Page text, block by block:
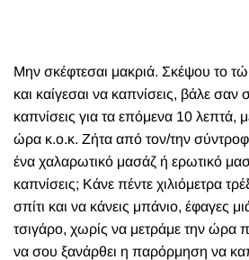
Μην σκέφτεσαι μακριά. Σκέψου το
και καίγεσαι να καπνίσεις, βάλε σαν
καπνίσεις για τα επόμενα 10 λεπτά,
ώρα κ.ο.κ. Ζήτα από τον/την
ένα χαλαρωτικό μασάζ ή ερωτικό
καπνίσεις; Κάνε πέντε χιλιόμετρα
σπίτι και να κάνεις μπάνιο, έφαγες
τσιγάρο, χωρίς να μετράμε την ώρα
να σου ξανάρθει η παρόρμηση να